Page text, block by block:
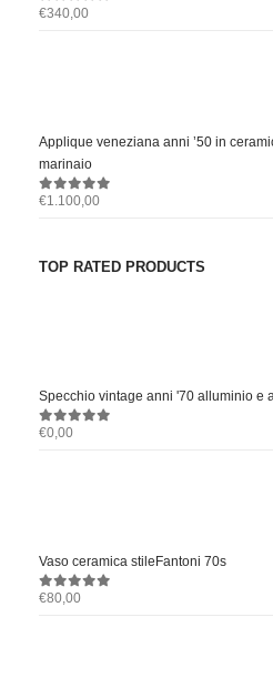
0out of 5
€340,00
Applique veneziana anni ’50 in
marinaio
0out of 5
€1.100,00
TOP RATED PRODUCTS
Specchio vintage anni '70 alluminio e
0out of 5
€0,00
Vaso ceramica stileFantoni 70s
0out of 5
€80,00